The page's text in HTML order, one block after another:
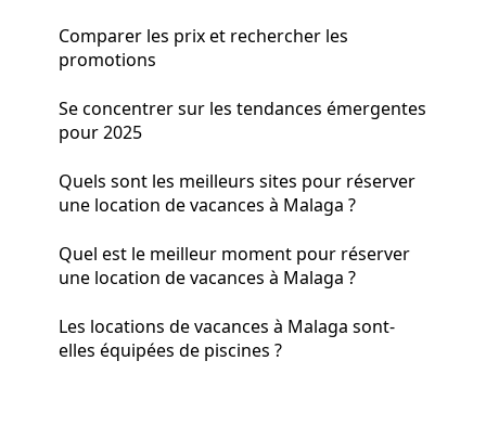
Comparer les prix et rechercher les
promotions
Se concentrer sur les tendances émergentes
pour 2025
Quels sont les meilleurs sites pour réserver
une location de vacances à Malaga ?
Quel est le meilleur moment pour réserver
une location de vacances à Malaga ?
Les locations de vacances à Malaga sont-
elles équipées de piscines ?